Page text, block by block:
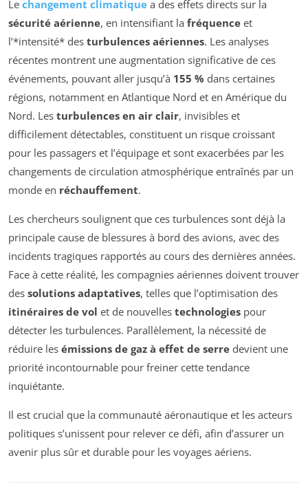
Le changement climatique a des effets directs sur la
sécurité aérienne, en intensifiant la fréquence et
l’*intensité* des turbulences aériennes. Les analyses
récentes montrent une augmentation significative de ces
événements, pouvant aller jusqu’à 155 % dans certaines
régions, notamment en Atlantique Nord et en Amérique du
Nord. Les turbulences en air clair, invisibles et
difficilement détectables, constituent un risque croissant
pour les passagers et l’équipage et sont exacerbées par les
changements de circulation atmosphérique entraînés par un
monde en réchauffement.
Les chercheurs soulignent que ces turbulences sont déjà la
principale cause de blessures à bord des avions, avec des
incidents tragiques rapportés au cours des dernières années.
Face à cette réalité, les compagnies aériennes doivent trouver
des solutions adaptatives, telles que l’optimisation des
itinéraires de vol et de nouvelles technologies pour
détecter les turbulences. Parallèlement, la nécessité de
réduire les émissions de gaz à effet de serre devient une
priorité incontournable pour freiner cette tendance
inquiétante.
Il est crucial que la communauté aéronautique et les acteurs
politiques s’unissent pour relever ce défi, afin d’assurer un
avenir plus sûr et durable pour les voyages aériens.